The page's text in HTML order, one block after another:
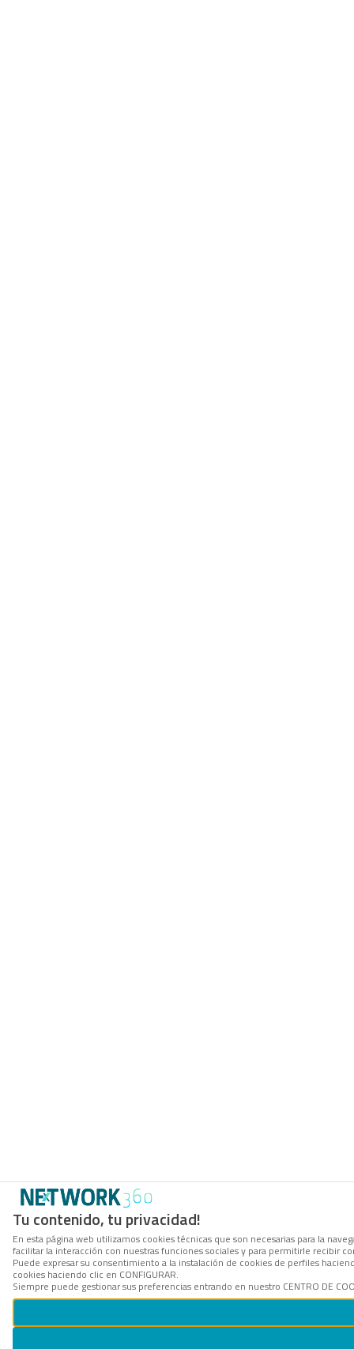
Tu contenido, tu privacidad!
En esta página web utilizamos cookies técnicas que son necesarias para la
facilitar la interacción con nuestras funciones sociales y para permitirle recibir
Puede expresar su consentimiento a la instalación de cookies de perfiles
cookies haciendo clic en CONFIGURAR.
Siempre puede gestionar sus preferencias entrando en nuestro CENTRO DE